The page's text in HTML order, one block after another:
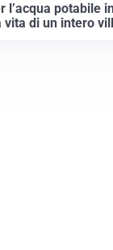
l’acqua potabile
vita di un intero